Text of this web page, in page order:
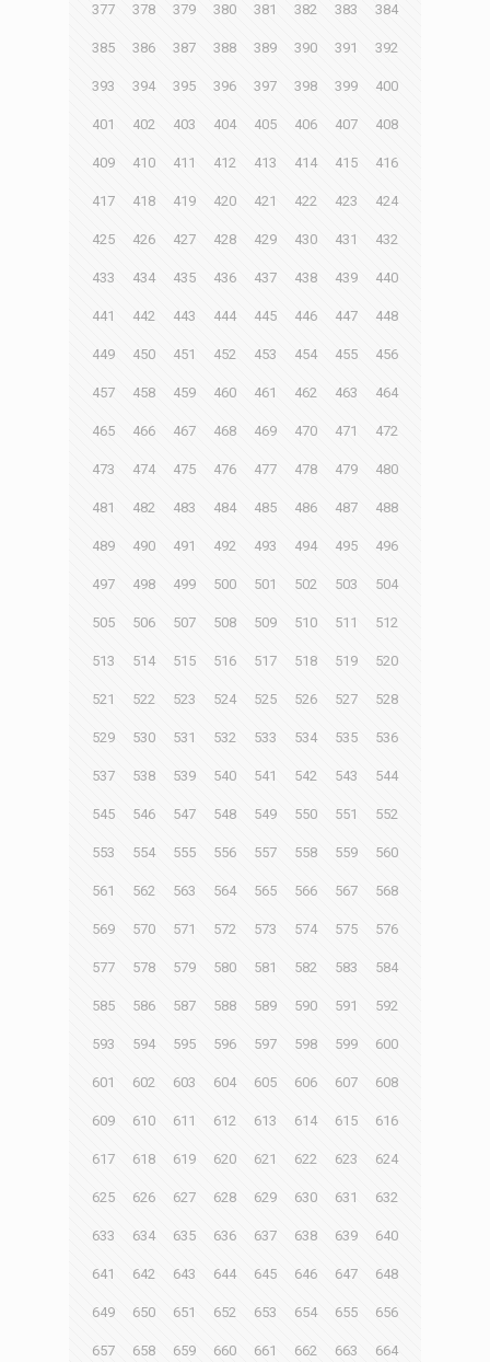
377 378 379 380 381 382 383 384
385 386 387 388 389 390 391 392
393 394 395 396 397 398 399 400
401 402 403 404 405 406 407 408
409 410 411 412 413 414 415 416
417 418 419 420 421 422 423 424
425 426 427 428 429 430 431 432
433 434 435 436 437 438 439 440
441 442 443 444 445 446 447 448
449 450 451 452 453 454 455 456
457 458 459 460 461 462 463 464
465 466 467 468 469 470 471 472
473 474 475 476 477 478 479 480
481 482 483 484 485 486 487 488
489 490 491 492 493 494 495 496
497 498 499 500 501 502 503 504
505 506 507 508 509 510 511 512
513 514 515 516 517 518 519 520
521 522 523 524 525 526 527 528
529 530 531 532 533 534 535 536
537 538 539 540 541 542 543 544
545 546 547 548 549 550 551 552
553 554 555 556 557 558 559 560
561 562 563 564 565 566 567 568
569 570 571 572 573 574 575 576
577 578 579 580 581 582 583 584
585 586 587 588 589 590 591 592
593 594 595 596 597 598 599 600
601 602 603 604 605 606 607 608
609 610 611 612 613 614 615 616
617 618 619 620 621 622 623 624
625 626 627 628 629 630 631 632
633 634 635 636 637 638 639 640
641 642 643 644 645 646 647 648
649 650 651 652 653 654 655 656
657 658 659 660 661 662 663 664